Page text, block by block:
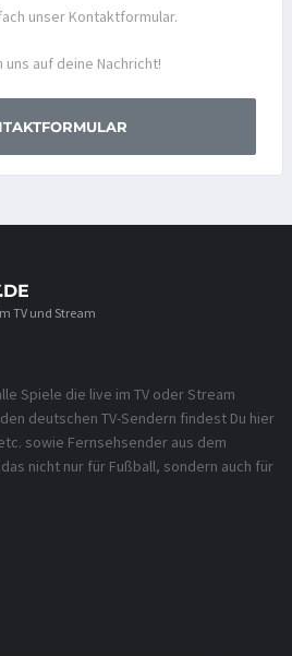
unser Kontaktformular.
uns auf deine Nachricht!
TV und Stream
Spiele die live im TV oder Stream
deutschen TV-Sendern findest Du hier
sowie Fernsehsender aus dem
nicht nur für Fußball, sondern auch für